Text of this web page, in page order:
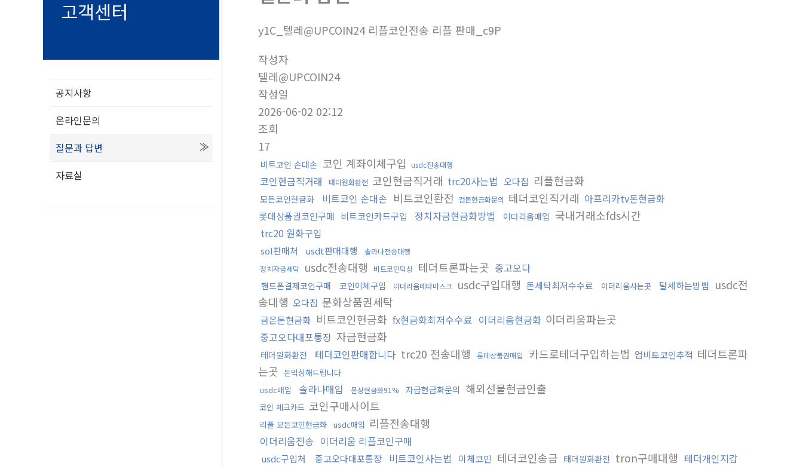
고객센터
공지사항
온라인문의
질문과 답변
자료실
y1C_텔레@UPCOIN24 리플코인전송 리플 판매_c9P
작성자
텔레@UPCOIN24
작성일
2026-06-02 02:12
조회
17
비트코인 손대손 코인 계좌이체구입 usdc전송대행
코인현금직거래 태더원화환전 코인현금직거래 trc20사는법 오다집 리플현금화
모든코인현금화 비트코인 손대손 비트코인환전 검돈현금화문의 테더코인직거래 아프리카tv돈현금화
롯데상품권코인구매 비트코인카드구입 정치자금현금화방법 이더리움매입 국내거래소fds시간
trc20 원화구입
sol판매처 usdt판매대행
솔라나전송대행
정치자금세탁 usdc전송대행 비트코인믹싱 테더트론파는곳 중고오다
핸드폰결제코인구매 코인이체구입 이더리움메타마스크 usdc구입대행 돈세탁최저수수료 이더리움사는곳 탈세하는방법 usdc전
송대행 오다집 문화상품권세탁
금은돈현금화 비트코인현금화 fx현금화최저수수료 이더리움현금화 이더리움파는곳
중고오다대포통장 자금현금화
테더원화환전 테더코인판매합니다 trc20 전송대행 롯데상품권매입 카드로테더구입하는법 업비트코인추적 테더트론파
는곳 돈믹싱해드립니다
usdc매입
솔라나매입 문상현금화91% 자금현금화문의 해외선물현금인출
코인 체크카드 코인구매사이트
리플 모든코인현금화 usdc매입 리플전송대행
이더리움전송 이더리움 리플코인구매
usdc구입처 중고오다대포통장 비트코인사는법 이체코인 테더코인송금 태더원화환전 tron구매대행 테더개인지갑